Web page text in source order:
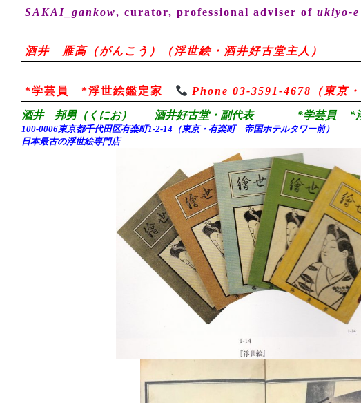
SAKAI_gankow, curator, professional adviser of ukiyo-e
酒井 雁高（がんこう）（浮世絵・酒井好古堂主人）
*学芸員 *浮世絵鑑定家 Phone 03-3591-4678（東京・
酒井 邦男（くにお） 酒井好古堂・副代表 *学芸員 *浮
100-0006東京都千代田区有楽町1-2-14（東京・有楽町 帝国ホテルタワー前）
日本最古の浮世絵専門店